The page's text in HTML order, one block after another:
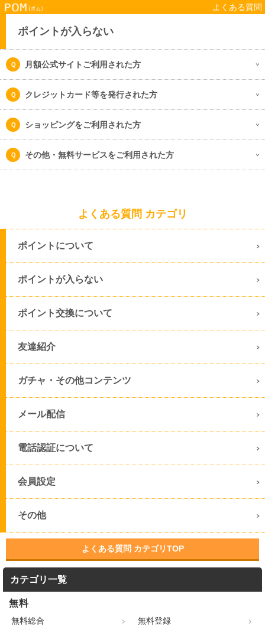
よくある質問
ポイントが入らない
月額公式サイトご利用された方
クレジットカード等を発行された方
ショッピングをご利用された方
その他・無料サービスをご利用された方
よくある質問 カテゴリ
ポイントについて
ポイントが入らない
ポイント交換について
友達紹介
ガチャ・その他コンテンツ
メール配信
電話認証について
会員設定
その他
よくある質問 カテゴリTOP
カテゴリ一覧
無料
無料総合 無料登録